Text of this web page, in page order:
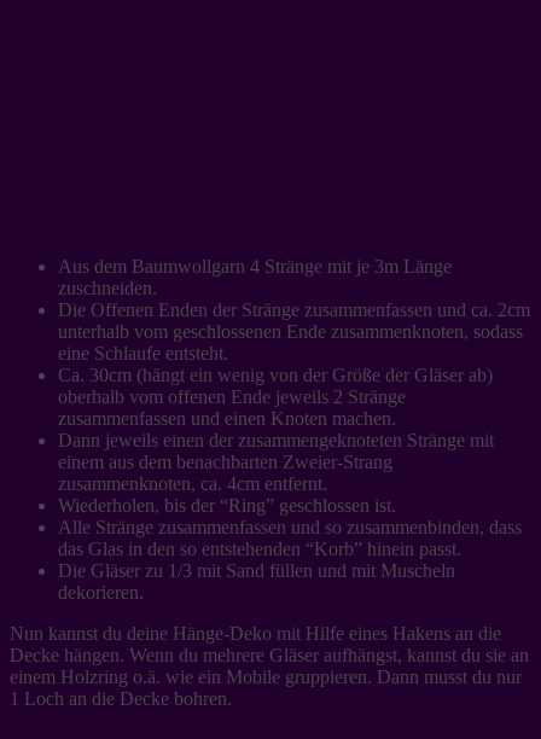
Aus dem Baumwollgarn 4 Stränge mit je 3m Länge
zuschneiden.
Die Offenen Enden der Stränge zusammenfassen und ca. 2cm
unterhalb vom geschlossenen Ende zusammenknoten, sodass
eine Schlaufe entsteht.
Ca. 30cm (hängt ein wenig von der Größe der Gläser ab)
oberhalb vom offenen Ende jeweils 2 Stränge
zusammenfassen und einen Knoten machen.
Dann jeweils einen der zusammengeknoteten Stränge mit
einem aus dem benachbarten Zweier-Strang
zusammenknoten, ca. 4cm entfernt.
Wiederholen, bis der “Ring” geschlossen ist.
Alle Stränge zusammenfassen und so zusammenbinden, dass
das Glas in den so entstehenden “Korb” hinein passt.
Die Gläser zu 1/3 mit Sand füllen und mit Muscheln
dekorieren.
Nun kannst du deine Hänge-Deko mit Hilfe eines Hakens an die
Decke hängen. Wenn du mehrere Gläser aufhängst, kannst du sie an
einem Holzring o.ä. wie ein Mobile gruppieren. Dann musst du nur
1 Loch an die Decke bohren.